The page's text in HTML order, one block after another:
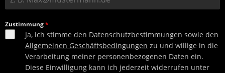
Zustimmung*
Ja, ich stimme den Datenschutzbestimmungen sowie den
Allgemeinen Geschäftsbedingungen zu und willige in die
Verarbeitung meiner personenbezogenen Daten ein.
Diese Einwilligung kann ich jederzeit widerrufen unter